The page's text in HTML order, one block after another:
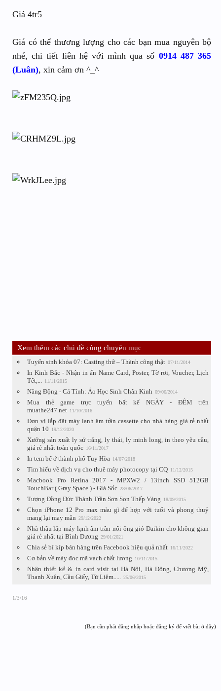
Giá 4tr5
Giá có thể thương lượng cho các bạn mua nguyên bộ
nhé, chi tiết liên hệ với mình qua số 0914 487 365
(Luân), xin cảm ơn ^_^
Xem thêm các chủ đề cùng chuyên mục
Tuyển sinh khóa 07: Casting thử – Thành công thật 07/11/2014
In Kinh Bắc - Nhận in ấn Name Card, Poster, Tờ rơi, Voucher, Lịch
Tết,... 11/11/2015
Năng Động - Cá Tính: Áo Học Sinh Chân Kinh 09/06/2014
Mua thẻ game trực tuyến bất kể NGÀY - ĐÊM trên
muathe247.net 11/10/2016
Đơn vị lắp đặt máy lạnh âm trần cassette cho nhà hàng giá rẻ nhất
quận 10
19/12/2020
Xưởng sản xuất ly sứ trắng, ly thái, ly minh long, in theo yêu cầu,
giá rẻ nhất toàn quốc 16/11/2017
In tem bể ở thành phố Tuy Hòa 14/07/2018
Tìm hiểu về dịch vụ cho thuê máy photocopy tại CQ 11/12/2015
Macbook Pro Retina 2017 - MPXW2 / 13inch SSD 512GB
TouchBar ( Gray Space ) - Giá Sốc 28/06/2017
Tượng Đồng Đức Thánh Trần Sơn Son Thếp Vàng 18/09/2015
Chọn iPhone 12 Pro max màu gì để hợp với tuổi và phong thuỷ
mang lại may mắn 29/12/2022
Nhà thầu lắp máy lạnh âm trần nối ống gió Daikin cho không gian
giá rẻ nhất tại Bình Dương 29/01/2021
Chia sẻ bí kíp bán hàng trên Facebook hiệu quả nhất 16/11/2022
Cơ bản về máy đọc mã vạch chất lượng 10/11/2015
Nhận thiết kế & in card visit tại Hà Nội, Hà Đông, Chương Mỹ,
Thanh Xuân, Cầu Giấy, Từ Liêm..... 25/06/2015
1/3/16
(Bạn cần phải đăng nhập hoặc đăng ký để viết bài ở đây)